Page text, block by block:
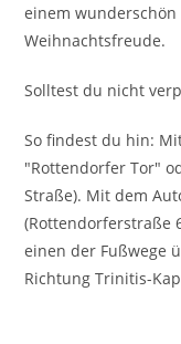
einem
Weihnachtsfreude.
Solltest du nicht
So findest du hin:
"Rottendorfer Tor"
Straße). Mit dem
(Rottendorferstraße
einen der Fußwege
Richtung Trinitis-